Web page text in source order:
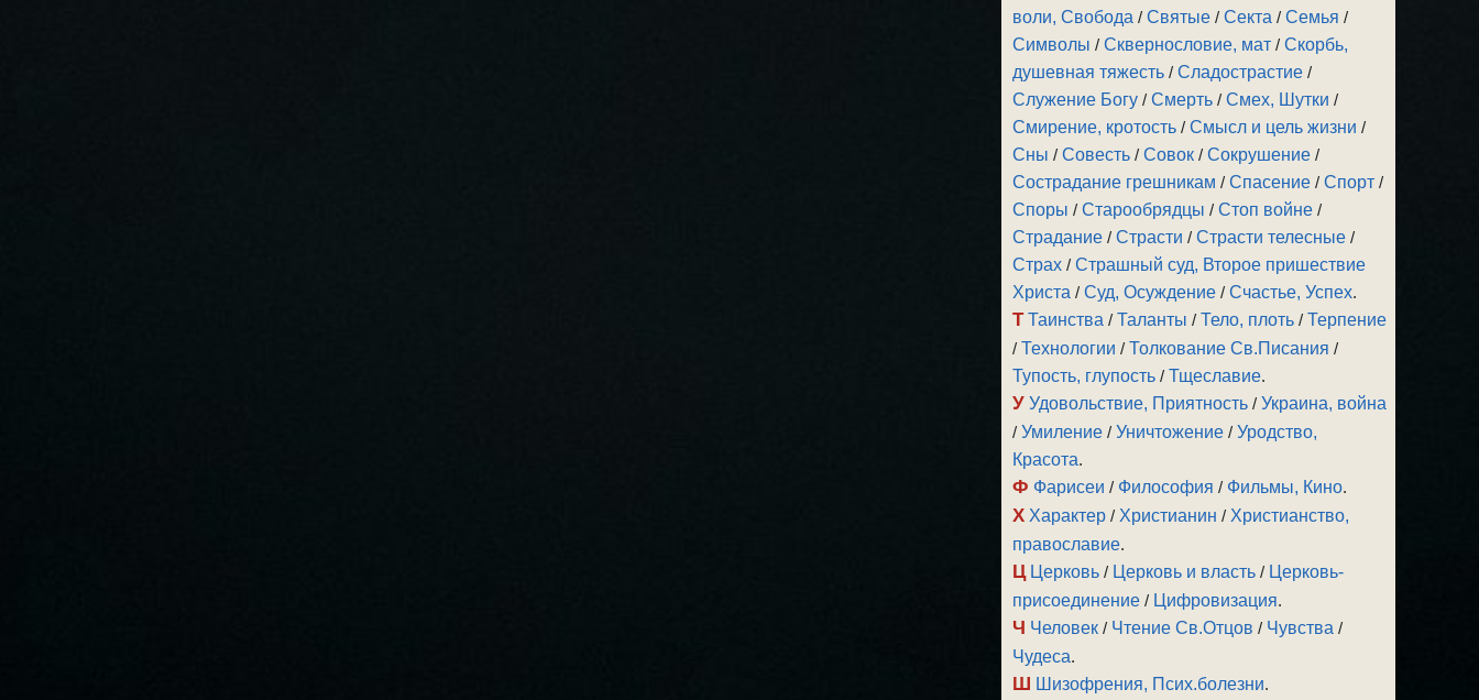
воли, Свобода /Святые /Секта /Семья /
Символы /Сквернословие, мат /Скорбь,
душевная тяжесть /Сладострастие /
Служение Богу /Смерть /Смех, Шутки /
Смирение, кротость /Смысл и цель жизни /
Сны /Совесть /Совок /Сокрушение /
Сострадание грешникам /Спасение /Спорт /
Споры /Старообрядцы /Стоп войне /
Страдание /Страсти /Страсти телесные /
Страх /Страшный суд, Второе пришествие
Христа /Суд, Осуждение /Счастье, Успех.
Т Таинства /Таланты /Тело, плоть /Терпение
/Технологии /Толкование Св.Писания /
Тупость, глупость /Тщеславие.
У Удовольствие, Приятность /Украина, война
/Умиление /Уничтожение /Уродство,
Красота.
Ф Фарисеи / Философия / Фильмы, Кино.
Х Характер / Христианин / Христианство,
православие.
Ц Церковь / Церковь и власть / Церковь-
присоединение / Цифровизация.
Ч Человек / Чтение Св.Отцов / Чувства /
Чудеса.
Ш Шизофрения, Псих.болезни.